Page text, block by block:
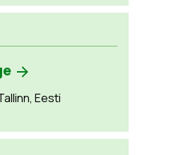
Eesti